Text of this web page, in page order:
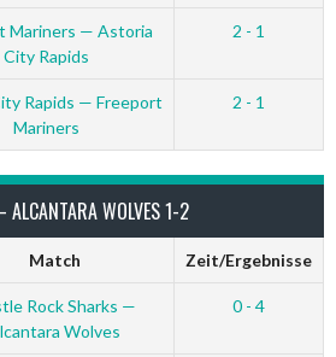
Mariners — Astoria
City Rapids
2 - 1
Rapids — Freeport
Mariners
2 - 1
ALCANTARA WOLVES 1-2
Match Zeit/Ergebnisse
Rock Sharks —
Wolves
0 - 4